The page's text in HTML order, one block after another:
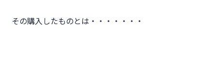
その購入したものとは・・・・・・・